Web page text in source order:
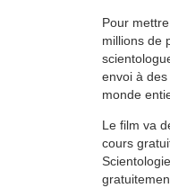
Pour
millions de
envoi à
monde
Le film va
cours